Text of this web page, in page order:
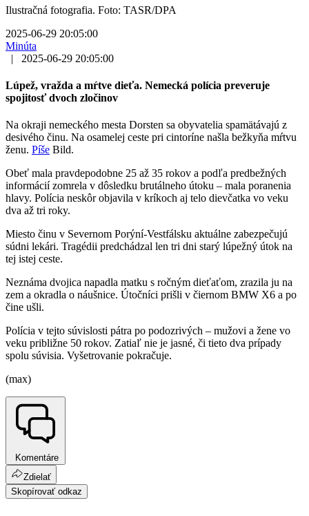
Ilustračná fotografia. Foto: TASR/DPA
2025-06-29 20:05:00
Minúta
|
2025-06-29 20:05:00
Lúpež, vražda a mŕtve dieťa. Nemecká polícia preveruje
spojitosť dvoch zločinov
Na okraji nemeckého mesta Dorsten sa obyvatelia spamätávajú z
desivého činu. Na osamelej ceste pri cintoríne našla bežkyňa mŕtvu
ženu. Píše Bild.
Obeť mala pravdepodobne 25 až 35 rokov a podľa predbežných
informácií zomrela v dôsledku brutálneho útoku – mala poranenia
hlavy. Polícia neskôr objavila v kríkoch aj telo dievčatka vo veku
dva až tri roky.
Miesto činu v Severnom Porýní-Vestfálsku aktuálne zabezpečujú
súdni lekári. Tragédii predchádzal len tri dni starý lúpežný útok na
tej istej ceste.
Neznáma dvojica napadla matku s ročným dieťaťom, zrazila ju na
zem a okradla o náušnice. Útočníci prišli v čiernom BMW X6 a po
čine ušli.
Polícia v tejto súvislosti pátra po podozrivých – mužovi a žene vo
veku približne 50 rokov. Zatiaľ nie je jasné, či tieto dva prípady
spolu súvisia. Vyšetrovanie pokračuje.
(max)
Komentáre
Zdielať
Skopírovať odkaz